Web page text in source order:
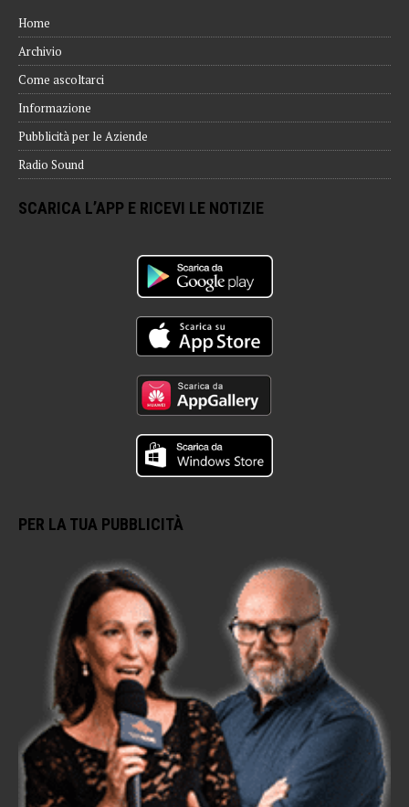
Home
Archivio
Come ascoltarci
Informazione
Pubblicità per le Aziende
Radio Sound
SCARICA L’APP E RICEVI LE NOTIZIE
PER LA TUA PUBBLICITÀ